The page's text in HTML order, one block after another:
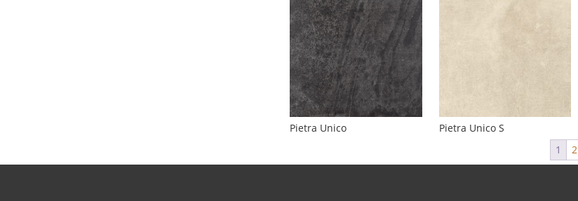
Pietra Unico Pietra Unico S
1
2